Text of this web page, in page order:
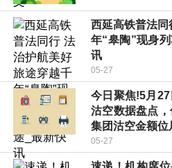
西延高铁普法
年“皋陶”现身
讯
05-27
今日聚焦!5月
沽空数据盘点
集团沽空金额位
05-27